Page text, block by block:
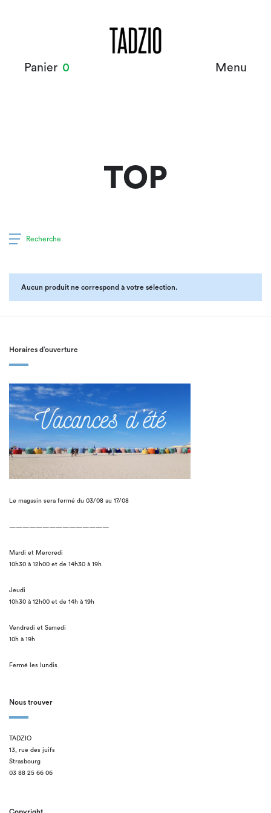
Panier 0 Menu
TOP
Recherche
Aucun produit ne correspond à votre sélection.
Horaires d’ouverture
Le magasin sera fermé du 03/08 au 17/08
———————————————
Mardi et Mercredi
10h30 à 12h00 et de 14h30 à 19h
Jeudi
10h30 à 12h00 et de 14h à 19h
Vendredi et Samedi
10h à 19h
Fermé les lundis
Nous trouver
TADZIO
13, rue des juifs
Strasbourg
03 88 25 66 06